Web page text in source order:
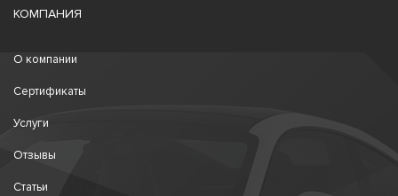
КОМПАНИЯ
О компании
Сертификаты
Услуги
Отзывы
Статьи